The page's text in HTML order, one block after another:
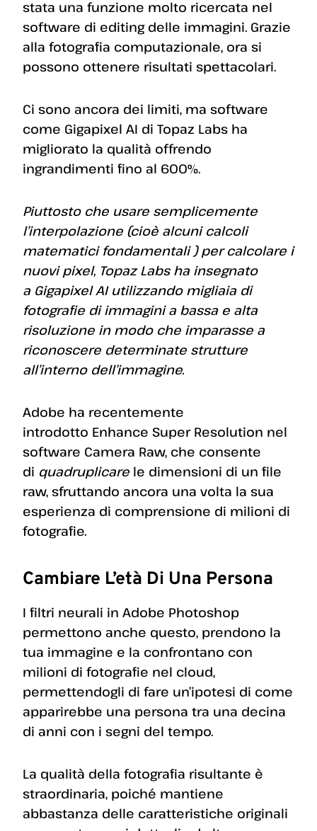
stata una funzione molto ricercata nel
software di editing delle immagini. Grazie
alla fotografia computazionale, ora si
possono ottenere risultati spettacolari.
Ci sono ancora dei limiti, ma software
come Gigapixel AI di Topaz Labs ha
migliorato la qualità offrendo
ingrandimenti fino al 600%.
Piuttosto che usare semplicemente
l’interpolazione (cioè alcuni calcoli
matematici fondamentali ) per calcolare i
nuovi pixel, Topaz Labs ha insegnato
a Gigapixel AI utilizzando migliaia di
fotografie di immagini a bassa e alta
risoluzione in modo che imparasse a
riconoscere determinate strutture
all’interno dell’immagine.
Adobe ha recentemente
introdotto Enhance Super Resolution nel
software Camera Raw, che consente
di quadruplicare le dimensioni di un file
raw, sfruttando ancora una volta la sua
esperienza di comprensione di milioni di
fotografie.
Cambiare L’età Di Una Persona
I filtri neurali in Adobe Photoshop
permettono anche questo, prendono la
tua immagine e la confrontano con
milioni di fotografie nel cloud,
permettendogli di fare un’ipotesi di come
apparirebbe una persona tra una decina
di anni con i segni del tempo.
La qualità della fotografia risultante è
straordinaria, poiché mantiene
abbastanza delle caratteristiche originali